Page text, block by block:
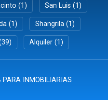
(1) San Luis (1)
(1) Shangrila (1)
Alquiler (1)
PARA INMOBILIARIAS